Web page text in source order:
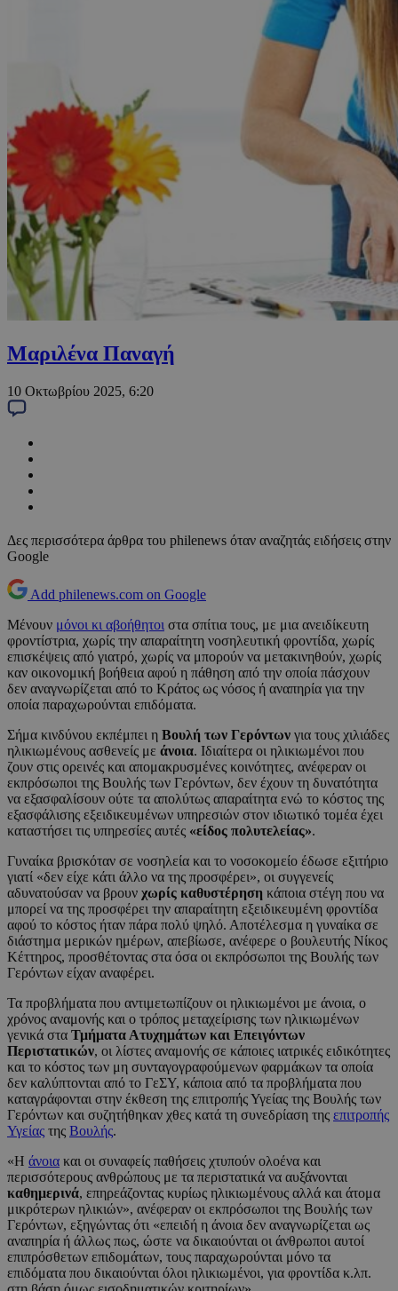
Μαριλένα Παναγή
10 Οκτωβρίου 2025, 6:20
Δες περισσότερα άρθρα του philenews όταν αναζητάς ειδήσεις στην
Google
Add philenews.com on Google
Μένουν μόνοι κι αβοήθητοι στα σπίτια τους, με μια ανειδίκευτη
φροντίστρια, χωρίς την απαραίτητη νοσηλευτική φροντίδα, χωρίς
επισκέψεις από γιατρό, χωρίς να μπορούν να μετακινηθούν, χωρίς
καν οικονομική βοήθεια αφού η πάθηση από την οποία πάσχουν
δεν αναγνωρίζεται από το Κράτος ως νόσος ή αναπηρία για την
οποία παραχωρούνται επιδόματα.
Σήμα κινδύνου εκπέμπει η Βουλή των Γερόντων για τους χιλιάδες
ηλικιωμένους ασθενείς με άνοια. Ιδιαίτερα οι ηλικιωμένοι που
ζουν στις ορεινές και απομακρυσμένες κοινότητες, ανέφεραν οι
εκπρόσωποι της Βουλής των Γερόντων, δεν έχουν τη δυνατότητα
να εξασφαλίσουν ούτε τα απολύτως απαραίτητα ενώ το κόστος της
εξασφάλισης εξειδικευμένων υπηρεσιών στον ιδιωτικό τομέα έχει
καταστήσει τις υπηρεσίες αυτές «είδος πολυτελείας».
Γυναίκα βρισκόταν σε νοσηλεία και το νοσοκομείο έδωσε εξιτήριο
γιατί «δεν είχε κάτι άλλο να της προσφέρει», οι συγγενείς
αδυνατούσαν να βρουν χωρίς καθυστέρηση κάποια στέγη που να
μπορεί να της προσφέρει την απαραίτητη εξειδικευμένη φροντίδα
αφού το κόστος ήταν πάρα πολύ ψηλό. Αποτέλεσμα η γυναίκα σε
διάστημα μερικών ημέρων, απεβίωσε, ανέφερε ο βουλευτής Νίκος
Κέττηρος, προσθέτοντας στα όσα οι εκπρόσωποι της Βουλής των
Γερόντων είχαν αναφέρει.
Τα προβλήματα που αντιμετωπίζουν οι ηλικιωμένοι με άνοια, ο
χρόνος αναμονής και ο τρόπος μεταχείρισης των ηλικιωμένων
γενικά στα Τμήματα Ατυχημάτων και Επειγόντων
Περιστατικών, οι λίστες αναμονής σε κάποιες ιατρικές ειδικότητες
και το κόστος των μη συνταγογραφούμενων φαρμάκων τα οποία
δεν καλύπτονται από το ΓεΣΥ, κάποια από τα προβλήματα που
καταγράφονται στην έκθεση της επιτροπής Υγείας της Βουλής των
Γερόντων και συζητήθηκαν χθες κατά τη συνεδρίαση της επιτροπής
Υγείας της Βουλής.
«Η άνοια και οι συναφείς παθήσεις χτυπούν ολοένα και
περισσότερους ανθρώπους με τα περιστατικά να αυξάνονται
καθημερινά, επηρεάζοντας κυρίως ηλικιωμένους αλλά και άτομα
μικρότερων ηλικιών», ανέφεραν οι εκπρόσωποι της Βουλής των
Γερόντων, εξηγώντας ότι «επειδή η άνοια δεν αναγνωρίζεται ως
αναπηρία ή άλλως πως, ώστε να δικαιούνται οι άνθρωποι αυτοί
επιπρόσθετων επιδομάτων, τους παραχωρούνται μόνο τα
επιδόματα που δικαιούνται όλοι ηλικιωμένοι, για φροντίδα κ.λπ.